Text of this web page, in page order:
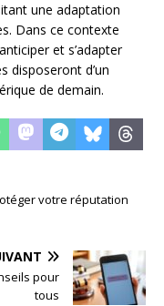
une adaptation
Dans ce contexte
et s’adapter
disposeront d’un
de demain.
votre réputation
pour
tous